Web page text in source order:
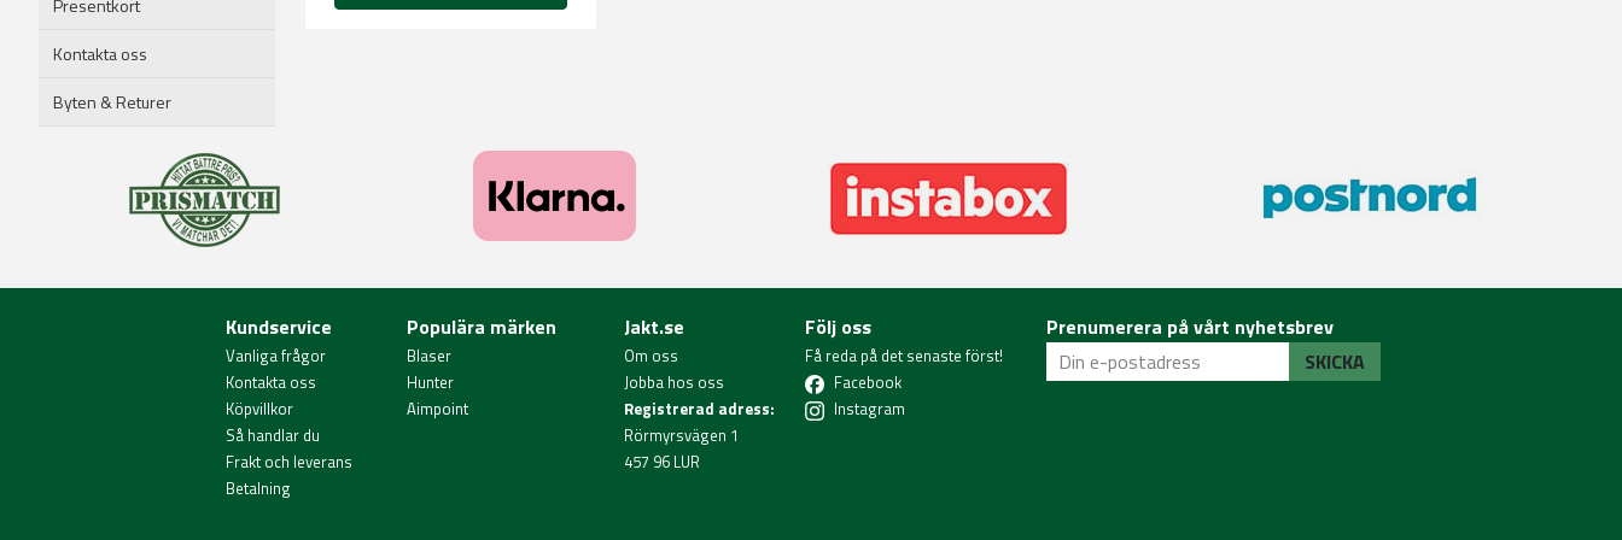
Kontakta oss
Byten & Returer
Kundservice
Vanliga frågor
Kontakta oss
Köpvillkor
Så handlar du
Frakt och leverans
Betalning
Populära märken
Blaser
Hunter
Aimpoint
Jakt.se
Om oss
Jobba hos oss
Registrerad adress:
Rörmyrsvägen 1
457 96 LUR
Följ oss
Få reda på det senaste först!
Facebook
Instagram
Prenumerera på vårt nyhetsbrev
SKICKA